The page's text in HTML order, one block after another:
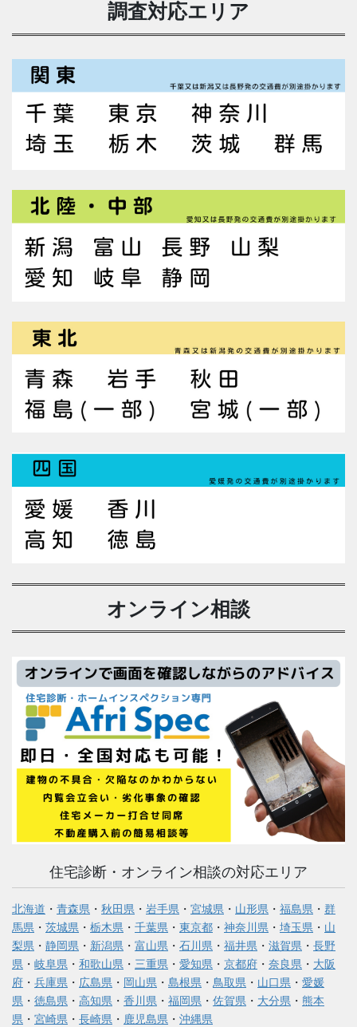
調査対応エリア
オンライン相談
住宅診断・オンライン相談の対応エリア
北海道 ・ 青森県 ・ 秋田県 ・ 岩手県 ・ 宮城県 ・ 山形県 ・ 福島県 ・ 群
馬県 ・ 茨城県 ・ 栃木県 ・ 千葉県 ・ 東京都 ・ 神奈川県 ・ 埼玉県 ・ 山
梨県 ・ 静岡県 ・ 新潟県 ・ 富山県 ・ 石川県 ・ 福井県 ・ 滋賀県 ・ 長野
県 ・ 岐阜県 ・ 和歌山県 ・ 三重県 ・ 愛知県 ・ 京都府 ・ 奈良県 ・ 大阪
府 ・ 兵庫県 ・ 広島県 ・ 岡山県 ・ 島根県 ・ 鳥取県 ・ 山口県 ・ 愛媛
県 ・ 徳島県 ・ 高知県 ・ 香川県 ・ 福岡県 ・ 佐賀県 ・ 大分県 ・ 熊本
県 ・ 宮崎県 ・ 長崎県 ・ 鹿児島県 ・ 沖縄県